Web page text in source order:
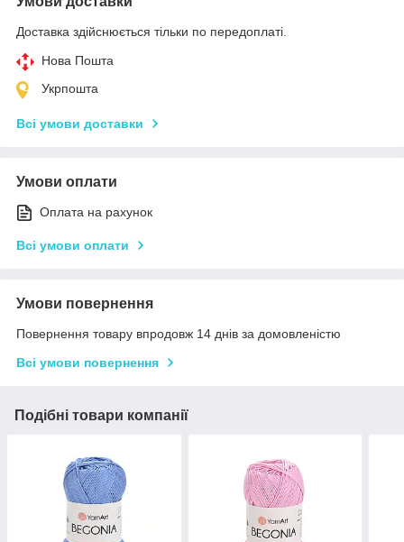
Доставка здійснюється тільки по передоплаті.
Нова Пошта
Укрпошта
Всі умови доставки
Умови оплати
Оплата на рахунок
Всі умови оплати
Умови повернення
Повернення товару впродовж 14 днів за домовленістю
Всі умови повернення
Подібні товари компанії